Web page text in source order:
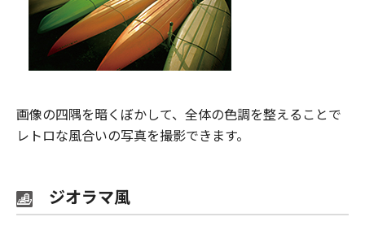
画像の四隅を暗くぼかして、全体の色調を整えることで
レトロな風合いの写真を撮影できます。
ジオラマ風